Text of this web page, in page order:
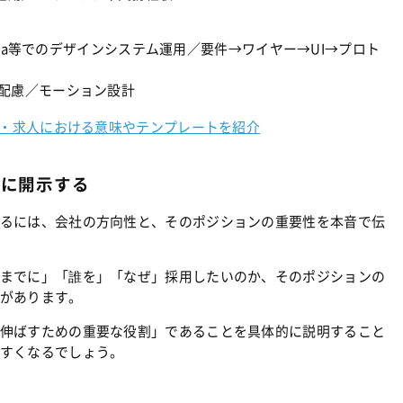
等でのデザインシステム運用／要件→ワイヤー→UI→プロト
慮／モーション設計
求人における意味やテンプレートを紹介
開示する
には、会社の方向性と、そのポジションの重要性を本音で伝
でに」「誰を」「なぜ」採用したいのか、そのポジションの
あります。
ばすための重要な役割」であることを具体的に説明すること
くなるでしょう。